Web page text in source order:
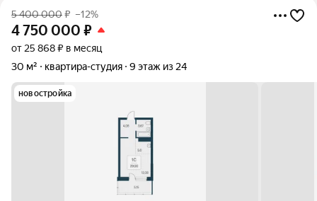
5 400 000₽ –12%
4 750 000 ₽
от 25 868 ₽ в месяц
30 м²
квартира-студия 9 этаж из 24
новостройка